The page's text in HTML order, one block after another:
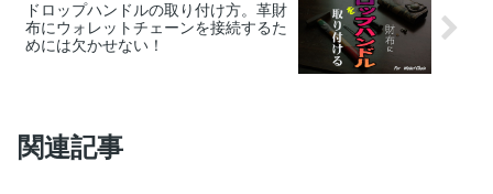
ドロップハンドルの取り付け方。革財
布にウォレットチェーンを接続するた
めには欠かせない！
関連記事